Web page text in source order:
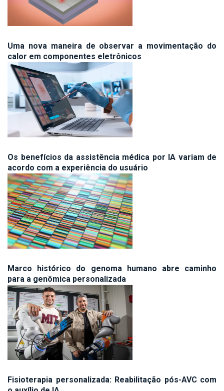
Uma nova maneira de observar a movimentação do
calor em componentes eletrônicos
Os benefícios da assistência médica por IA variam de
acordo com a experiência do usuário
Marco histórico do genoma humano abre caminho
para a genômica personalizada
Fisioterapia personalizada: Reabilitação pós-AVC com